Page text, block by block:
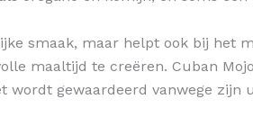
smaak, maar helpt ook bij het
maaltijd te creëren. Cuban
wordt gewaardeerd vanwege zijn